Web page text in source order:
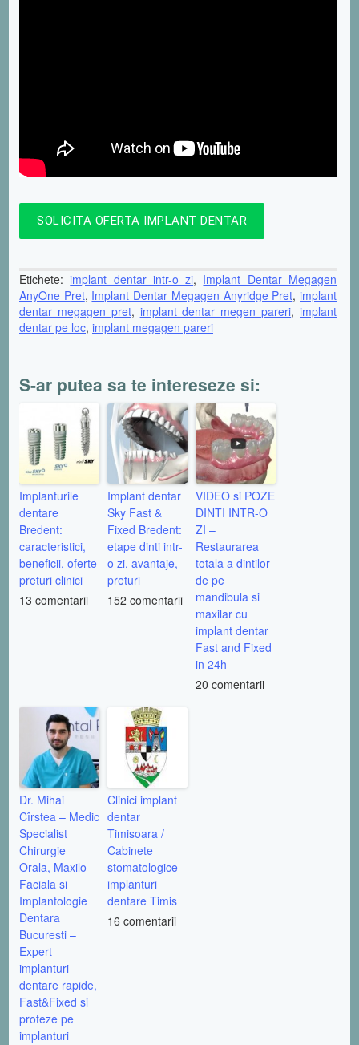
SOLICITA OFERTA IMPLANT DENTAR
Etichete:implant dentar intr-o zi, Implant Dentar Megagen
AnyOne Pret, Implant Dentar Megagen Anyridge Pret,implant
dentar megagen pret, implant dentar megen pareri,implant
dentar pe loc, implant megagen pareri
S-ar putea sa te intereseze si:
Implanturile
dentare
Bredent:
caracteristici,
beneficii, oferte
preturi clinici
13 comentarii
Implant dentar
Sky Fast &
Fixed Bredent:
etape dinti intr-
o zi, avantaje,
preturi
152 comentarii
VIDEO si POZE
DINTI INTR-O
ZI –
Restaurarea
totala a dintilor
de pe
mandibula si
maxilar cu
implant dentar
Fast and Fixed
in 24h
20 comentarii
Dr. Mihai
Cîrstea – Medic
Specialist
Chirurgie
Orala, Maxilo-
Faciala si
Implantologie
Dentara
Bucuresti –
Expert
implanturi
dentare rapide,
Fast&Fixed si
proteze pe
implanturi
Clinici implant
dentar
Timisoara /
Cabinete
stomatologice
implanturi
dentare Timis
16 comentarii